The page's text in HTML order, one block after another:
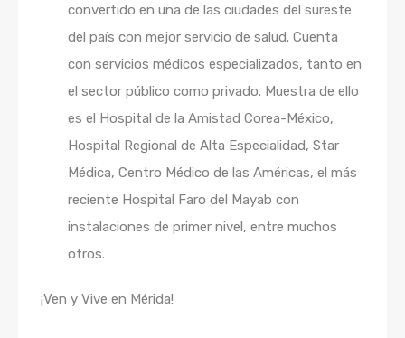
convertido en una de las ciudades del sureste
del país con mejor servicio de salud. Cuenta
con servicios médicos especializados, tanto en
el sector público como privado. Muestra de ello
es el Hospital de la Amistad Corea-México,
Hospital Regional de Alta Especialidad, Star
Médica, Centro Médico de las Américas, el más
reciente Hospital Faro del Mayab con
instalaciones de primer nivel, entre muchos
otros.
¡Ven y Vive en Mérida!